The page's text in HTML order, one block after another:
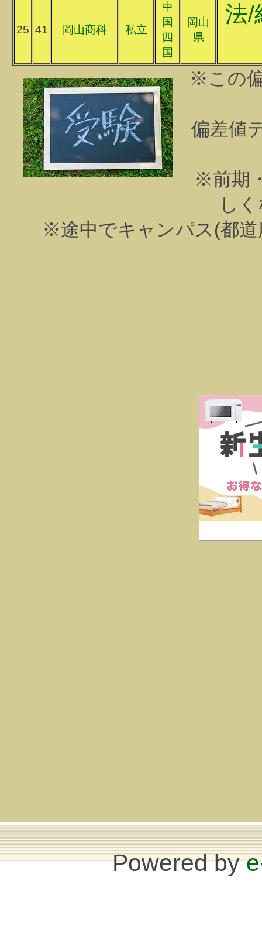
25 41 岡山商科 私立
中
国
四
国
岡山
県
法/
※この
偏差値
※前期
し
※途中でキャンパス(都
Powered by